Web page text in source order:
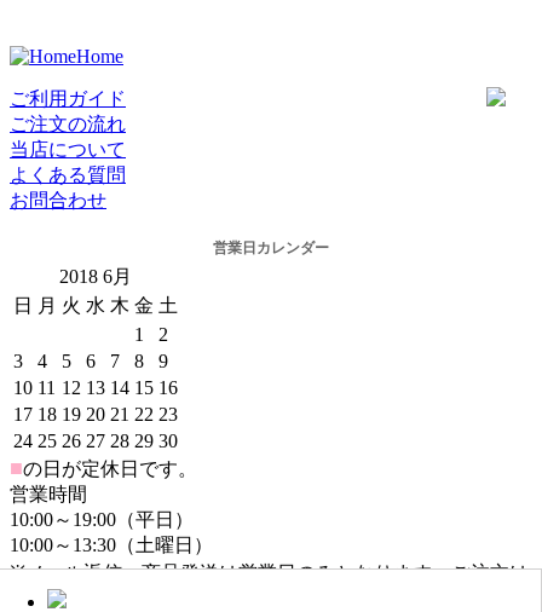
Home
ご利用ガイド
ご注文の流れ
当店について
よくある質問
お問合わせ
営業日カレンダー
2018 6月
日
月 火 水 木 金 土
1
2
3
4 5 6 7 8
9
10 11 12 13 14 15 16
17 18 19 20 21 22 23
24 25 26 27 28 29 30
■の日が定休日です。
営業時間
10:00～19:00（平日）
10:00～13:30（土曜日）
※メール返信・商品発送は営業日のみとなります。ご注文は
年中無休でお受けしております。